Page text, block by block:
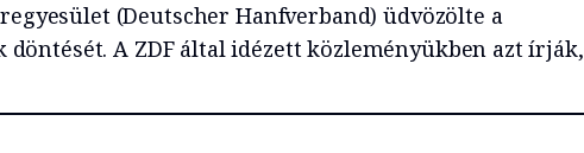
(Deutscher Hanfverband) üdvözölte a
A ZDF által idézett közleményükben azt írják,